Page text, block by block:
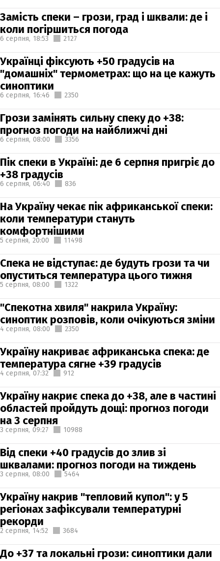
Замість спеки – грози, град і шквали: де і
коли погіршиться погода
6 серпня, 18:53 2127
Українці фіксують +50 градусів на
"домашніх" термометрах: що на це кажуть
синоптики
6 серпня, 16:46 2350
Грози замінять сильну спеку до +38:
прогноз погоди на найближчі дні
6 серпня, 08:00 3356
Пік спеки в Україні: де 6 серпня пригріє до
+38 градусів
6 серпня, 06:40 836
На Україну чекає пік африканської спеки:
коли температури стануть
комфортнішими
5 серпня, 20:00 11498
Спека не відступає: де будуть грози та чи
опуститься температура цього тижня
5 серпня, 08:00 1322
"Спекотна хвиля" накрила Україну:
синоптик розповів, коли очікуються зміни
4 серпня, 08:00 2350
Україну накриває африканська спека: де
температура сягне +39 градусів
4 серпня, 07:32 912
Україну накриє спека до +38, але в частині
областей пройдуть дощі: прогноз погоди
на 3 серпня
3 серпня, 09:27 10988
Від спеки +40 градусів до злив зі
шквалами: прогноз погоди на тиждень
3 серпня, 08:00 5464
Україну накрив "тепловий купол": у 5
регіонах зафіксували температурні
рекорди
2 серпня, 14:52 3684
До +37 та локальні грози: синоптики дали